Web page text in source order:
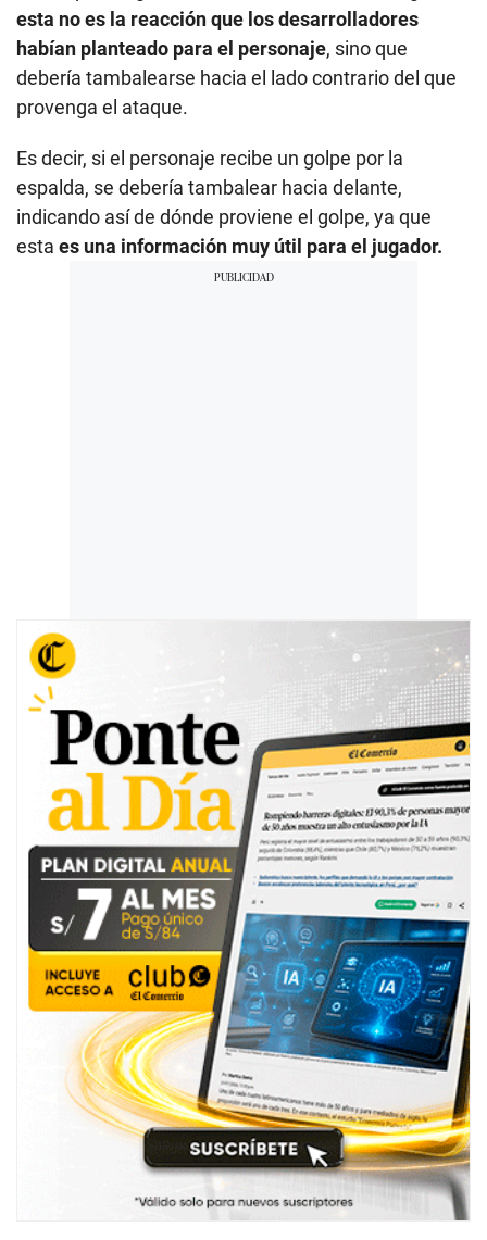
esta no es la reacción que los desarrolladores
habían planteado para el personaje, sino que
debería tambalearse hacia el lado contrario del que
provenga el ataque.
Es decir, si el personaje recibe un golpe por la
espalda, se debería tambalear hacia delante,
indicando así de dónde proviene el golpe, ya que
esta es una información muy útil para el jugador.